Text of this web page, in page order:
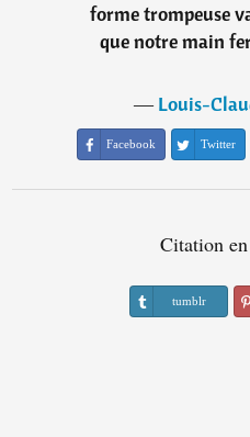
forme trompeuse
que notre main
―Louis-
Facebook Twitter
Citation
tumblr